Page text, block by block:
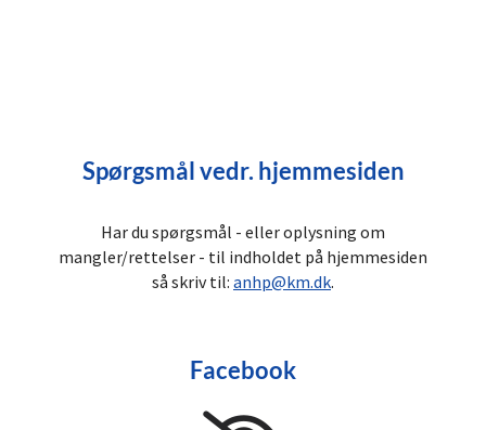
Spørgsmål vedr. hjemmesiden
Har du spørgsmål - eller oplysning om
mangler/rettelser - til indholdet på hjemmesiden
så skriv til: anhp@km.dk.
Facebook